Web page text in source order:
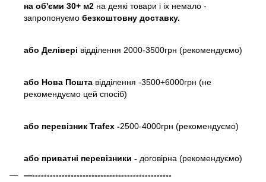
на об'єми 30+ м2 на деякі товари і іх немало -
запропонуємо безкоштовну доставку.
або Делівері відділення 2000-3500грн (рекомендуємо)
або Нова Пошта відділення -3500+6000грн (не
рекомендуємо цей спосіб)
або перевізник Trafex -2500-4000грн (рекомендуємо)
або приватні перевізники - договірна (рекомендуємо)
—-----------------------------------------------